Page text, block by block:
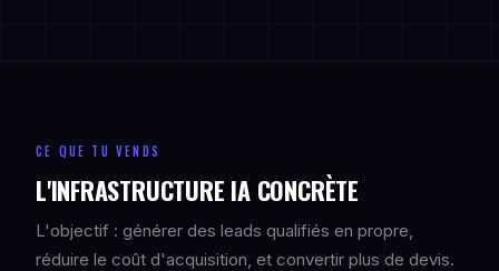
CE QUE TU VENDS
L'INFRASTRUCTURE IA CONCRÈTE
L'objectif : générer des leads qualifiés en propre,
réduire le coût d'acquisition, et convertir plus de devis.